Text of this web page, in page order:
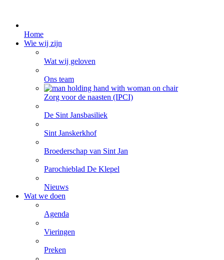
Home
Wie wij zijn
Wat wij geloven
Ons team
Zorg voor de naasten (IPCI)
De Sint Jansbasiliek
Sint Janskerkhof
Broederschap van Sint Jan
Parochieblad De Klepel
Nieuws
Wat we doen
Agenda
Vieringen
Preken